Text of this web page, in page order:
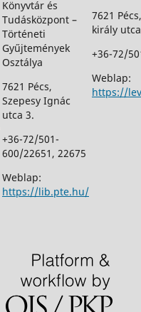
Könyvtár és
Tudásközpont –
Történeti
Gyűjtemények
Osztálya
7621 Pécs,
Szepesy Ignác
utca 3.
+36-72/501-
600/22651, 22675
Weblap:
https://lib.pte.hu/
7621
király
+36-72/
Weblap:
https://